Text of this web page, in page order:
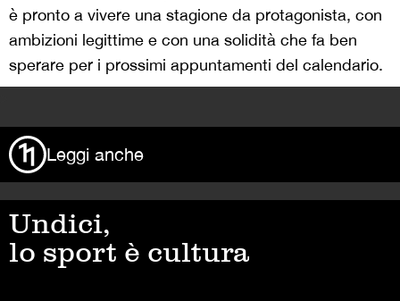
è pronto a vivere una stagione da protagonista, con
ambizioni legittime e con una solidità che fa ben
sperare per i prossimi appuntamenti del calendario.
Leggi anche
Undici,
lo sport è cultura